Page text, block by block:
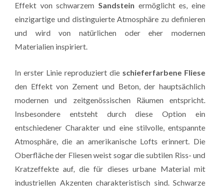
Effekt von schwarzem Sandstein ermöglicht es, eine
einzigartige und distinguierte Atmosphäre zu definieren
und wird von natürlichen oder eher modernen
Materialien inspiriert.
In erster Linie reproduziert die schieferfarbene Fliese
den Effekt von Zement und Beton, der hauptsächlich
modernen und zeitgenössischen Räumen entspricht.
Insbesondere entsteht durch diese Option ein
entschiedener Charakter und eine stilvolle, entspannte
Atmosphäre, die an amerikanische Lofts erinnert. Die
Oberfläche der Fliesen weist sogar die subtilen Riss- und
Kratzeffekte auf, die für dieses urbane Material mit
industriellen Akzenten charakteristisch sind. Schwarze